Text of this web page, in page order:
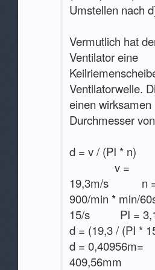
Umstellen nach
Vermutlich hat
Ventilator eine
Ventilatorwelle.
einen wirksamen
Durchmesser von
d = v / (PI * n)
v =
19,3m/s n
900/min * min/
15/s PI =
d = (19,3 / (PI *
d = 0,40956m=
409,56mm